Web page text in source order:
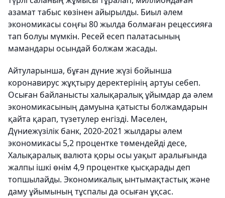
азамат табыс көзінен айырылды. Биыл әлем
экономикасы соңғы 80 жылда болмаған рецессияға
тап болуы мүмкін. Ресей есеп палатасының
мамандары осындай болжам жасады.
Айтуларынша, бұған дүние жүзі бойынша
коронавирус жұқтыру деректерінің артуы себеп.
Осыған байланысты халықаралық ұйымдар да әлем
экономикасының дамуына қатысты болжамдарын
қайта қарап, түзетулер енгізді. Мәселен,
Дүниежүзілік банк, 2020-2021 жылдары әлем
экономикасы 5,2 процентке төмендейді десе,
Халықаралық валюта қоры осы уақыт аралығында
жалпы ішкі өнім 4,9 процентке қысқарады деп
топшылайды. Экономикалық ынтымақтастық және
даму ұйымының тұспалы да осыған ұқсас.